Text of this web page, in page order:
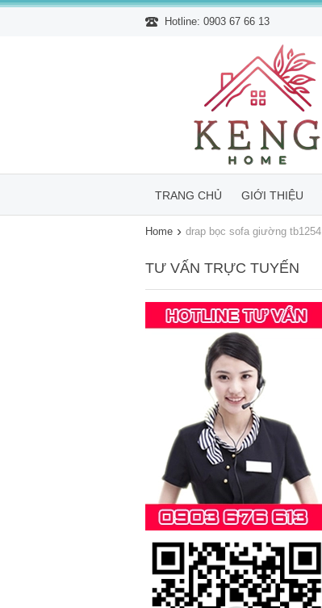
Hotline: 0903 67 66 13
TRANG CHỦ GIỚI THIỆU
Home › drap bọc sofa giường tb1254
TƯ VẤN TRỰC TUYẾN